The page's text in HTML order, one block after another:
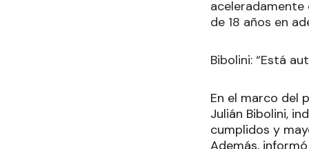
aceleradamente
de 18 años en
Bibolini: “Está
En el marco del
Julián Bibolini,
cumplidos y
Además,